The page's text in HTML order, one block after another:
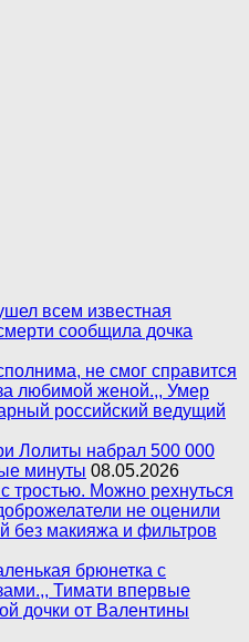
всем известная
сообщила дочка
не смог справится
любимой женой.,, Умер
российский ведущий
Лолиты набрал 500 000
минуты 08.05.2026
тростью. Можно рехнуться
не оценили
без макияжа и фильтров
брюнетка с
Тимати впервые
дочки от Валентины